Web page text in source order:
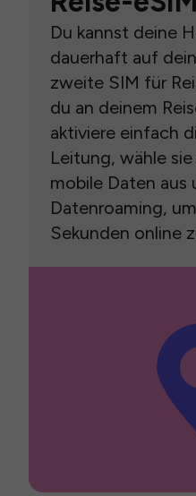
Du kannst deine
dauerhaft auf
zweite SIM für
du an deinem
aktiviere einfach
Leitung, wähle
mobile Daten aus
Datenroaming,
Sekunden online